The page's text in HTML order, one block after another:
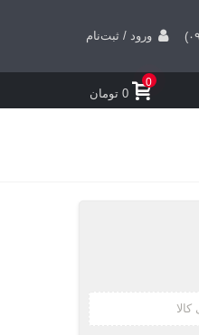
ورود / ثبت‌نام
0
0 تومان